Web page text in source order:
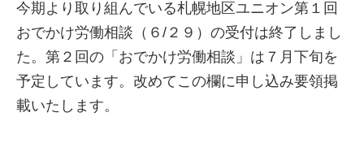
今期より取り組んでいる札幌地区ユニオン第１回
おでかけ労働相談（６/２９）の受付は終了しまし
た。第２回の「おでかけ労働相談」は７月下旬を
予定しています。改めてこの欄に申し込み要領掲
載いたします。